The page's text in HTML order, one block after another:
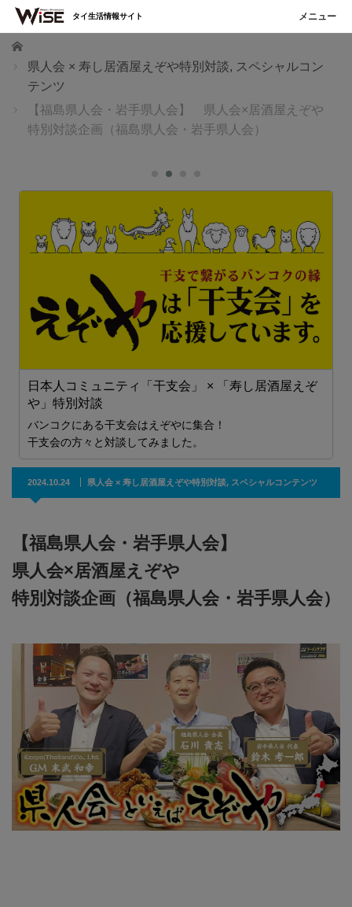
ホーム
県人会 × 寿し居酒屋えぞや特別対談, スペシャルコン
テンツ
【福島県人会・岩手県人会】 県人会×居酒屋えぞや
特別対談企画（福島県人会・岩手県人会）
県人会 × 寿し居酒屋えぞや特別対談
バンコクにある県人会はえぞやで宴会！
各県人会の方々と対談してみました。
県人会×居酒屋えぞや
特別対談企画（福島県人会・岩手県人会）
タイ生活情報サイト